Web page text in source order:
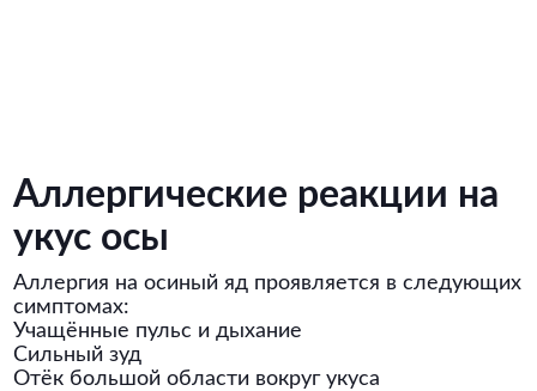
Аллергические реакции на
укус осы
Аллергия на осиный яд проявляется в следующих
симптомах:
Учащённые пульс и дыхание
Сильный зуд
Отёк большой области вокруг укуса